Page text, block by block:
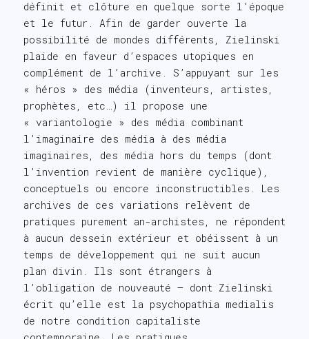
définit et clôture en quelque sorte l’époque
et le futur. Afin de garder ouverte la
possibilité de mondes différents, Zielinski
plaide en faveur d’espaces utopiques en
complément de l’archive. S’appuyant sur les
« héros » des média (inventeurs, artistes,
prophètes, etc…) il propose une
« variantologie » des média combinant
l’imaginaire des média à des média
imaginaires, des média hors du temps (dont
l’invention revient de manière cyclique),
conceptuels ou encore inconstructibles. Les
archives de ces variations relèvent de
pratiques purement an-archistes, ne répondent
à aucun dessein extérieur et obéissent à un
temps de développement qui ne suit aucun
plan divin. Ils sont étrangers à
l’obligation de nouveauté – dont Zielinski
écrit qu’elle est la psychopathia medialis
de notre condition capitaliste